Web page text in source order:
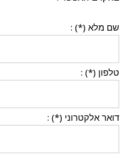
שם מלא (*) :
טלפון (*) :
דואר אלקטרוני (*) :